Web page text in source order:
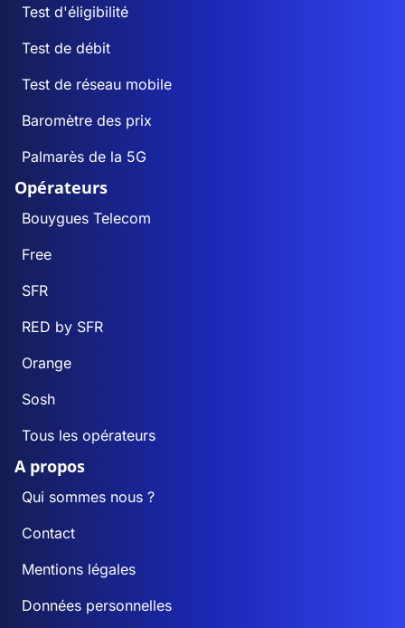
Test d'éligibilité
Test de débit
Test de réseau mobile
Baromètre des prix
Palmarès de la 5G
Opérateurs
Bouygues Telecom
Free
SFR
RED by SFR
Orange
Sosh
Tous les opérateurs
A propos
Qui sommes nous ?
Contact
Mentions légales
Données personnelles